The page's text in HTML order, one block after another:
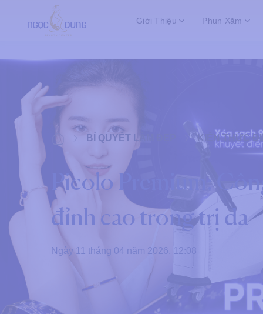
Giới Thiệu Phun Xăm
BÍ QUYẾT LÀM ĐẸP KIẾN THỨC
Picolo Premium:
đỉnh cao trong trị da
Ngày 11 tháng 04 năm 2026, 12:08